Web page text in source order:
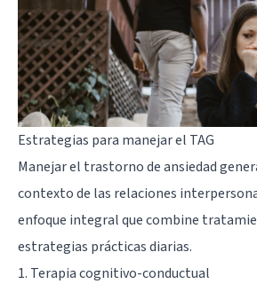
Estrategias para manejar el TAG
Manejar el trastorno de ansiedad
contexto de las relaciones
enfoque integral que combine
estrategias prácticas diarias.
1. Terapia cognitivo-conductual